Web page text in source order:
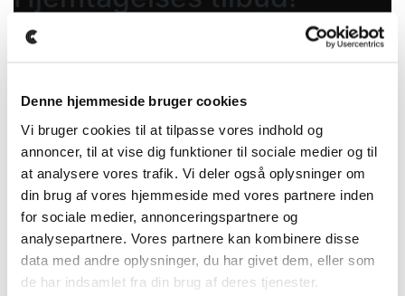
Denne hjemmeside bruger cookies
Vi bruger cookies til at tilpasse vores indhold og
annoncer, til at vise dig funktioner til sociale medier og til
at analysere vores trafik. Vi deler også oplysninger om
din brug af vores hjemmeside med vores partnere inden
for sociale medier, annonceringspartnere og
analysepartnere. Vores partnere kan kombinere disse
data med andre oplysninger, du har givet dem, eller som
de har indsamlet fra din brug af deres tjenester.
Dette er et eksempel på en tidligere bil vi har solgt,
hvor vi har fundet en tilsvarende i udlandet, som
ikke på lager, man kan hjemtages til den angivne pris,
Prisen er selvfølgelig inklusiv alle omkostninger til
import, syn og klargøring.
Kontakt os for mere info eller bestilling af denne bil
Månedlig ydelse (ekskl. moms)
1.199DKK